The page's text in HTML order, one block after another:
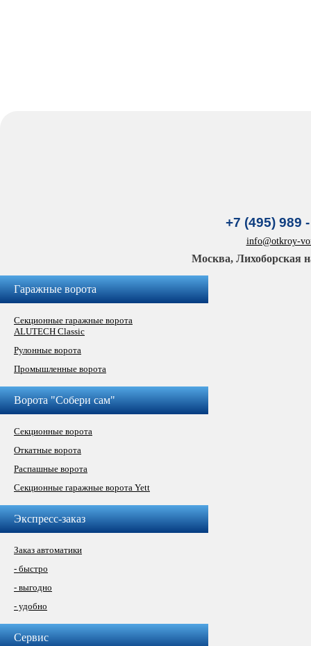
+7 (495) 989
info@otkroy-
Москва, Лихоборская
Гаражные ворота
Секционные гаражные ворота
ALUTECH Classic
Рулонные ворота
Промышленные ворота
Ворота "Собери сам"
Секционные ворота
Откатные ворота
Распашные ворота
Секционные гаражные ворота Yett
Экспресс-заказ
Заказ автоматики
- быстро
- выгодно
- удобно
Сервис